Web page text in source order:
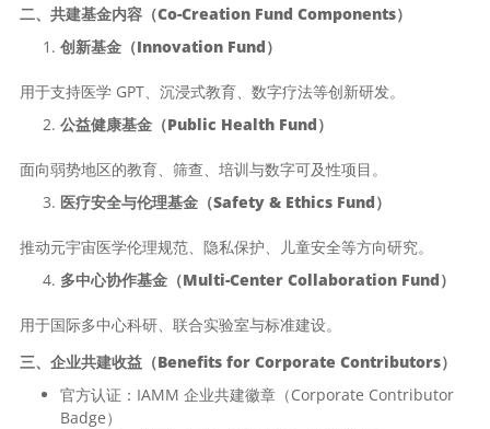
二、共建基金内容（Co-Creation Fund Components）
创新基金（Innovation Fund）
用于支持医学 GPT、沉浸式教育、数字疗法等创新研发。
公益健康基金（Public Health Fund）
面向弱势地区的教育、筛查、培训与数字可及性项目。
医疗安全与伦理基金（Safety & Ethics Fund）
推动元宇宙医学伦理规范、隐私保护、儿童安全等方向研究。
多中心协作基金（Multi-Center Collaboration Fund）
用于国际多中心科研、联合实验室与标准建设。
三、企业共建收益（Benefits for Corporate Contributors）
官方认证：IAMM 企业共建徽章（Corporate Contributor
Badge）